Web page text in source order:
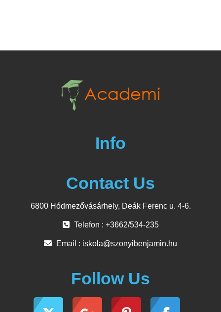
Info
Contact Us
6800 Hódmezővásárhely, Deák Ferenc u. 4-6.
Telefon : +3662/534-235
Email : iskola@szonyibenjamin.hu
Follow Us